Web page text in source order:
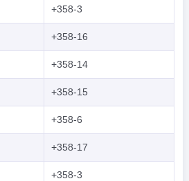
+358-3
+358-16
+358-14
+358-15
+358-6
+358-17
+358-3